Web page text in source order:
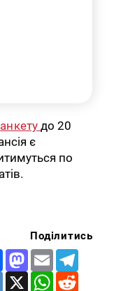
анкетудо 20
є
по
Поділитись
FacebookMastodon
Email
Diigo X WhatsApp